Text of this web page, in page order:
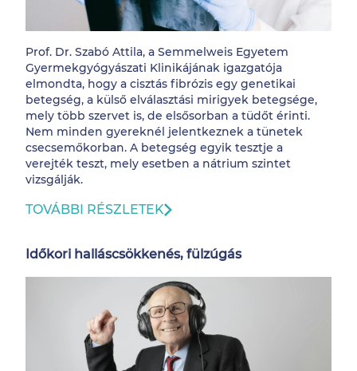
Prof. Dr. Szabó Attila, a Semmelweis Egyetem
Gyermekgyógyászati Klinikájának igazgatója
elmondta, hogy a cisztás fibrózis egy genetikai
betegség, a külső elválasztási mirigyek betegsége,
mely több szervet is, de elsősorban a tüdőt érinti.
Nem minden gyereknél jelentkeznek a tünetek
csecsemőkorban. A betegség egyik tesztje a
verejték teszt, mely esetben a nátrium szintet
vizsgálják.
TOVÁBBI RÉSZLETEK
Időkori halláscsökkenés, fülzúgás